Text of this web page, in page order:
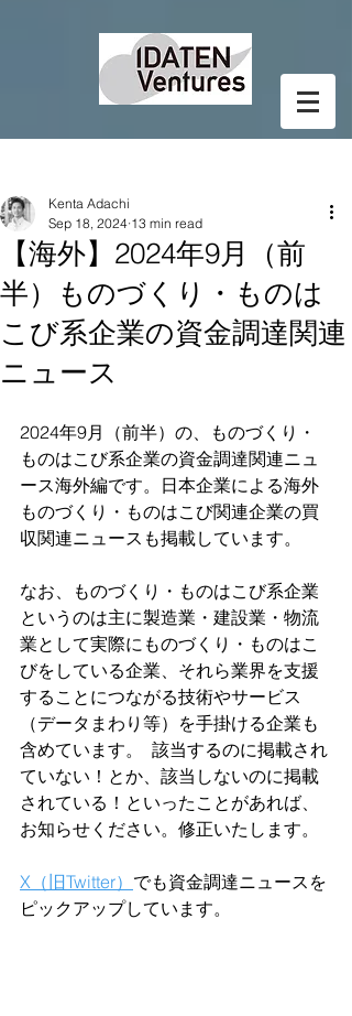
【海外】2024年9月（前
半）ものづくり・ものは
こび系企業の資金調達関連
ニュース
Kenta Adachi
Sep 18, 2024 13 min read
2024年9月（前半）の、ものづくり・
ものはこび系企業の資金調達関連ニュ
ース海外編です。日本企業による海外
ものづくり・ものはこび関連企業の買
収関連ニュースも掲載しています。
なお、ものづくり・ものはこび系企業
というのは主に製造業・建設業・物流
業として実際にものづくり・ものはこ
びをしている企業、それら業界を支援
することにつながる技術やサービス
（データまわり等）を手掛ける企業も
含めています。  該当するのに掲載され
ていない！とか、該当しないのに掲載
されている！といったことがあれば、
お知らせください。修正いたします。
X（旧Twitter） でも資金調達ニュースを
ピックアップしています。